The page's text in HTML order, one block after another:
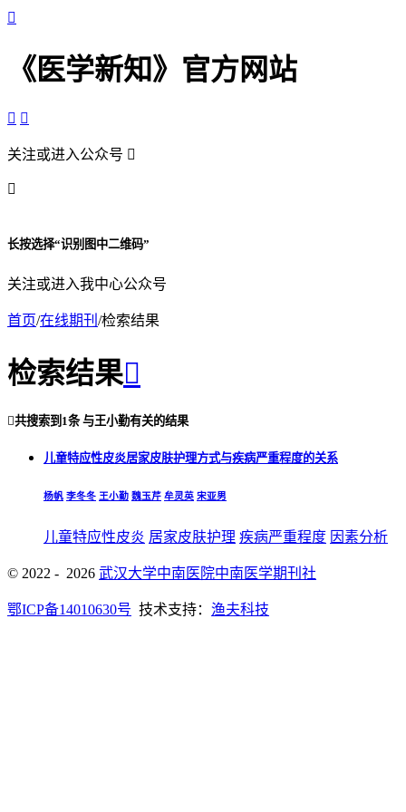

《医学新知》官方网站
 
关注或进入公众号 

长按选择“识别图中二维码”
关注或进入我中心公众号
首页/在线期刊 /检索结果
检索结果
共搜索到 1条与王小勤有关的结果
儿童特应性皮炎居家皮肤护理方式与疾病严重程度的关系
杨帆 李冬冬 王小勤 魏玉芹 牟灵英 宋亚男
儿童特应性皮炎 居家皮肤护理 疾病严重程度 因素分析
© 2022 - 2026 武汉大学中南医院中南医学期刊社
鄂ICP备14010630号 技术支持： 渔夫科技